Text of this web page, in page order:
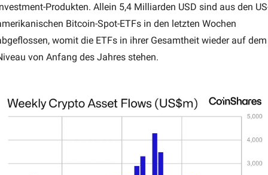
Produkten. Allein 5,4 Milliarden USD sind aus den
Bitcoin-Spot-ETFs in den letzten Wochen
womit die ETFs in ihrer Gesamtheit wieder auf dem
von Anfang des Jahres stehen.